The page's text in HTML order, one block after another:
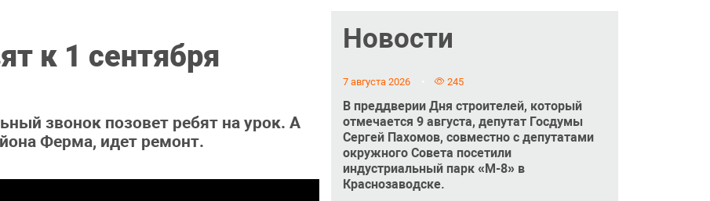
к 1 сентября
звонок позовет ребят на урок. А
Ферма, идет ремонт.
Новости
7 августа 2026 245
В преддверии Дня строителей, который
отмечается 9 августа, депутат Госдумы
Сергей Пахомов, совместно с депутатами
окружного Совета посетили
индустриальный парк «М-8» в
Краснозаводске.